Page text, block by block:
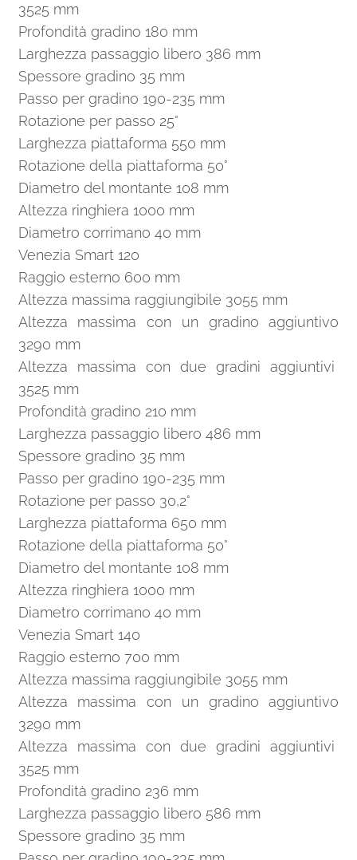
3525 mm
Profondità gradino 180 mm
Larghezza passaggio libero 386 mm
Spessore gradino 35 mm
Passo per gradino 190-235 mm
Rotazione per passo 25°
Larghezza piattaforma 550 mm
Rotazione della piattaforma 50°
Diametro del montante 108 mm
Altezza ringhiera 1000 mm
Diametro corrimano 40 mm
Venezia Smart 120
Raggio esterno 600 mm
Altezza massima raggiungibile 3055 mm
Altezza massima con un gradino aggiuntivo
3290 mm
Altezza massima con due gradini aggiuntivi
3525 mm
Profondità gradino 210 mm
Larghezza passaggio libero 486 mm
Spessore gradino 35 mm
Passo per gradino 190-235 mm
Rotazione per passo 30,2°
Larghezza piattaforma 650 mm
Rotazione della piattaforma 50°
Diametro del montante 108 mm
Altezza ringhiera 1000 mm
Diametro corrimano 40 mm
Venezia Smart 140
Raggio esterno 700 mm
Altezza massima raggiungibile 3055 mm
Altezza massima con un gradino aggiuntivo
3290 mm
Altezza massima con due gradini aggiuntivi
3525 mm
Profondità gradino 236 mm
Larghezza passaggio libero 586 mm
Spessore gradino 35 mm